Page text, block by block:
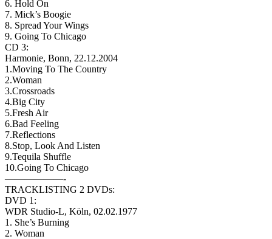
6. Hold On
7. Mick’s Boogie
8. Spread Your Wings
9. Going To Chicago
CD 3:
Harmonie, Bonn, 22.12.2004
1.Moving To The Country
2.Woman
3.Crossroads
4.Big City
5.Fresh Air
6.Bad Feeling
7.Reflections
8.Stop, Look And Listen
9.Tequila Shuffle
10.Going To Chicago
——————-
TRACKLISTING 2 DVDs:
DVD 1:
WDR Studio-L, Köln, 02.02.1977
1. She’s Burning
2. Woman